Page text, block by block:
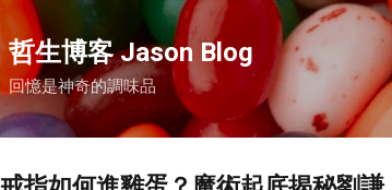
哲生博客 Jason Blog
回憶是神奇的調味品